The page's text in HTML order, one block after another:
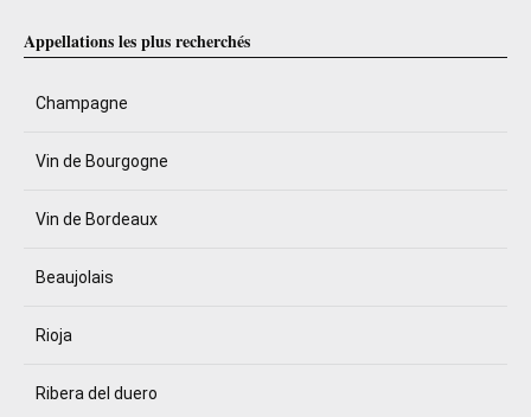
Appellations les plus recherchés
Champagne
Vin de Bourgogne
Vin de Bordeaux
Beaujolais
Rioja
Ribera del duero